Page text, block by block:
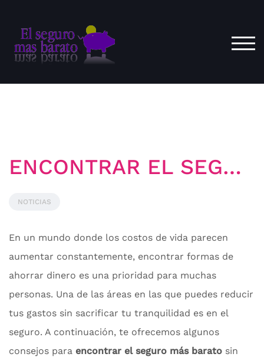
contenido
ENCONTRAR EL SEGURO BARATO
NOTICIAS
En un mundo donde los costos de vida parecen
aumentar constantemente, encontrar formas de
ahorrar dinero es una prioridad para muchas
personas. Una de las áreas en las que puedes reducir
tus gastos sin sacrificar tu tranquilidad es en el
seguro. A continuación, te ofrecemos algunos
consejos para encontrar el seguro más barato sin